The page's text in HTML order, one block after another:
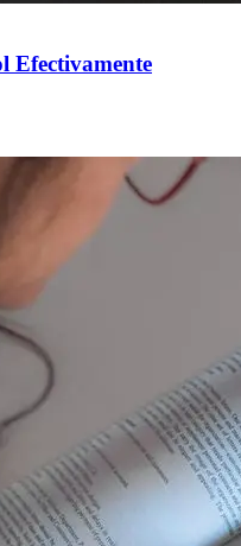
Efectivamente